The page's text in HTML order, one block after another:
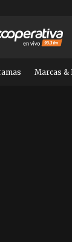
Marcas &